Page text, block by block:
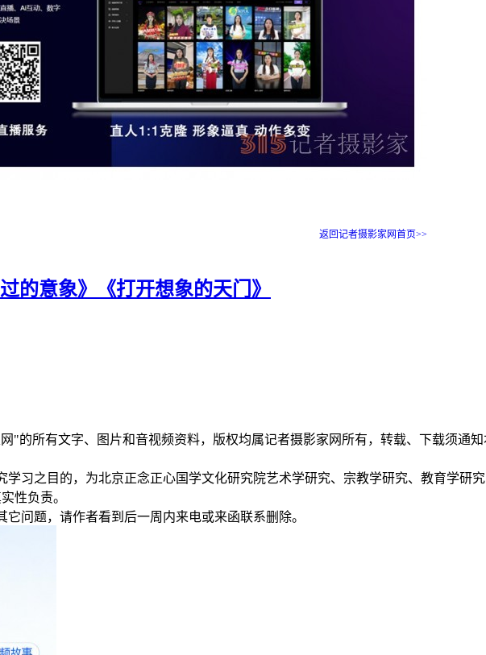
返回记者摄影家网首页>>
过的意象》 《打开想象的天门》
"的所有文字、图片和音视频资料，版权均属记者摄影家网所有，转载、下载须通
学习之目的，为北京正念正心国学文化研究院艺术学研究、宗教学研究、教育学研
性负责。
问题，请作者看到后一周内来电或来函联系删除。